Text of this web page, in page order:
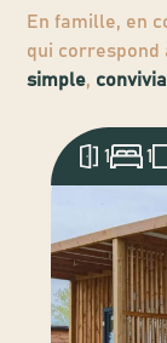
En famille, en
qui correspond
simple,
1 1